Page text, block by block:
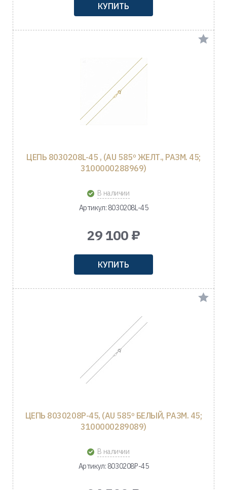
КУПИТЬ
ЦЕПЬ 8030208L-45 , (AU 585º ЖЕЛТ., РАЗМ. 45;
3100000288969)
В наличии
Артикул: 8030208L-45
29 100 ₽
КУПИТЬ
ЦЕПЬ 8030208Р-45, (AU 585º БЕЛЫЙ, РАЗМ. 45;
3100000289089)
В наличии
Артикул: 8030208Р-45